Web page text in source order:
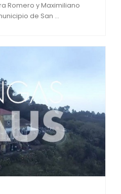
Romero y Maximiliano
de San ...